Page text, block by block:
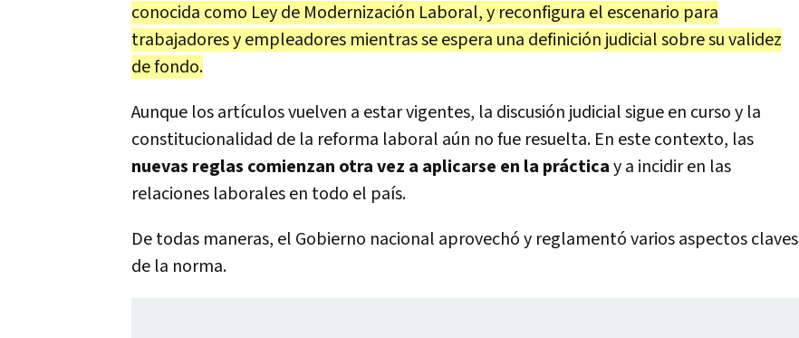
conocida como Ley de Modernización Laboral, y reconfigura el escenario para
trabajadores y empleadores mientras se espera una definición judicial sobre su validez
de fondo.
Aunque los artículos vuelven a estar vigentes, la discusión judicial sigue en curso y la
constitucionalidad de la reforma laboral aún no fue resuelta. En este contexto, las
nuevas reglas comienzan otra vez a aplicarse en la prácticay a incidir en las
relaciones laborales en todo el país.
De todas maneras, el Gobierno nacional aprovechó y reglamentó varios aspectos claves
de la norma.